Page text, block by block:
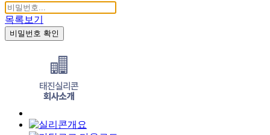
목록보기
비밀번호 확인